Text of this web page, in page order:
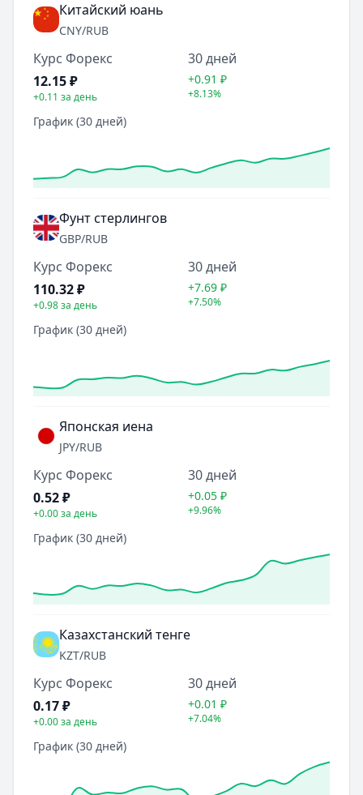
Китайский юань
CNY/RUB
Курс Форекс
12.15₽
+0.11 за день
30 дней
+0.91 ₽
+8.13%
График (30 дней)
Фунт стерлингов
GBP/RUB
Курс Форекс
110.32₽
+0.98за день
30 дней
+7.69 ₽
+7.50%
График (30 дней)
Японская иена
JPY/RUB
Курс Форекс
0.52₽
+0.00за день
30 дней
+0.05 ₽
+9.96%
График (30 дней)
Казахстанский тенге
KZT/RUB
Курс Форекс
0.17₽
+0.00за день
30 дней
+0.01 ₽
+7.04%
График (30 дней)